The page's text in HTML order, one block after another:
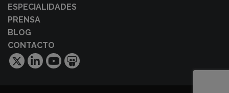
ESPECIALIDADES
PRENSA
BLOG
CONTACTO